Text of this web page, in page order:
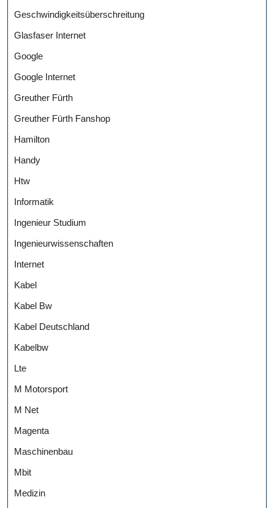
Geschwindigkeitsüberschreitung
Glasfaser Internet
Google
Google Internet
Greuther Fürth
Greuther Fürth Fanshop
Hamilton
Handy
Htw
Informatik
Ingenieur Studium
Ingenieurwissenschaften
Internet
Kabel
Kabel Bw
Kabel Deutschland
Kabelbw
Lte
M Motorsport
M Net
Magenta
Maschinenbau
Mbit
Medizin